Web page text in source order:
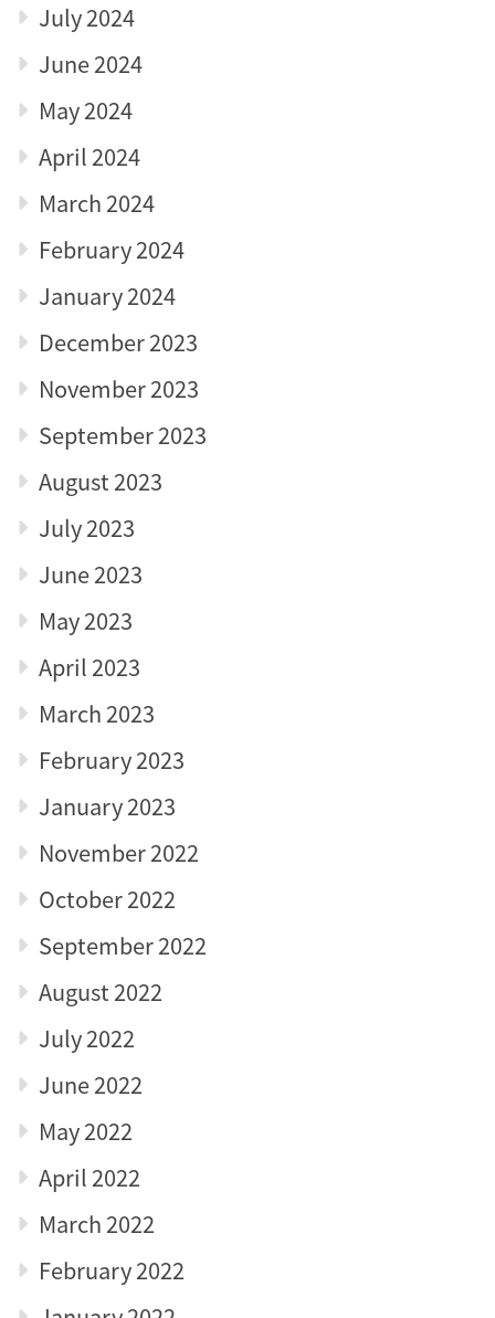
July 2024
June 2024
May 2024
April 2024
March 2024
February 2024
January 2024
December 2023
November 2023
September 2023
August 2023
July 2023
June 2023
May 2023
April 2023
March 2023
February 2023
January 2023
November 2022
October 2022
September 2022
August 2022
July 2022
June 2022
May 2022
April 2022
March 2022
February 2022